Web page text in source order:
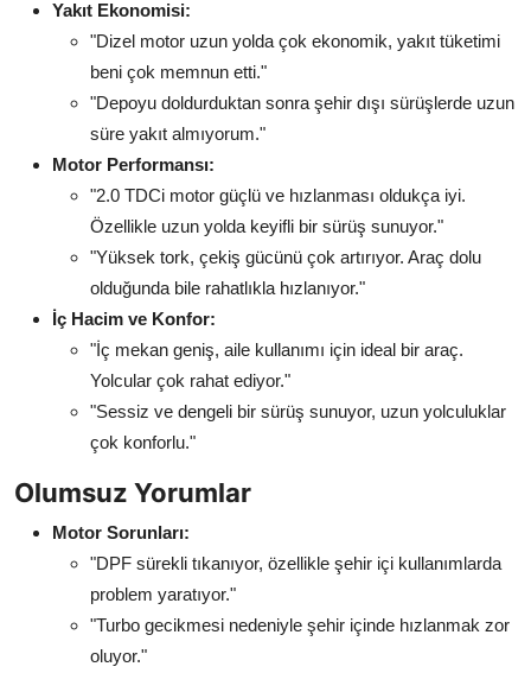
Yakıt Ekonomisi:
"Dizel motor uzun yolda çok ekonomik, yakıt tüketimi
beni çok memnun etti."
"Depoyu doldurduktan sonra şehir dışı sürüşlerde uzun
süre yakıt almıyorum."
Motor Performansı:
"2.0 TDCi motor güçlü ve hızlanması oldukça iyi.
Özellikle uzun yolda keyifli bir sürüş sunuyor."
"Yüksek tork, çekiş gücünü çok artırıyor. Araç dolu
olduğunda bile rahatlıkla hızlanıyor."
İç Hacim ve Konfor:
"İç mekan geniş, aile kullanımı için ideal bir araç.
Yolcular çok rahat ediyor."
"Sessiz ve dengeli bir sürüş sunuyor, uzun yolculuklar
çok konforlu."
Olumsuz Yorumlar
Motor Sorunları:
"DPF sürekli tıkanıyor, özellikle şehir içi kullanımlarda
problem yaratıyor."
"Turbo gecikmesi nedeniyle şehir içinde hızlanmak zor
oluyor."